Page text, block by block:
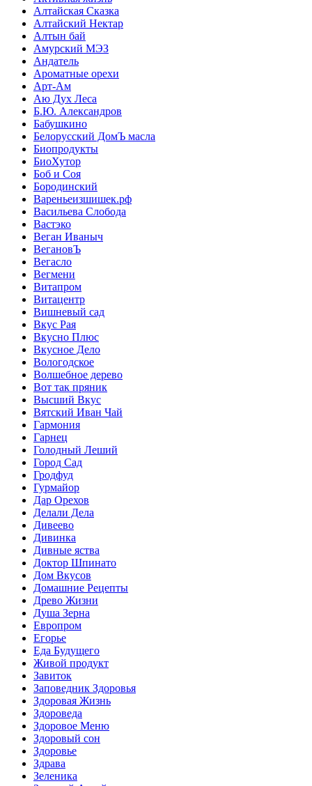
Алтайская Сказка
Алтайский Нектар
Алтын бай
Амурский МЭЗ
Андатель
Ароматные орехи
Арт-Ам
Аю Дух Леса
Б.Ю. Александров
Бабушкино
Белорусский ДомЪ масла
Биопродукты
БиоХутор
Боб и Соя
Бородинский
Вареньеизшишек.рф
Васильева Слобода
Вастэко
Веган Иваныч
ВегановЪ
Вегасло
Вегмени
Витапром
Витацентр
Вишневый сад
Вкус Рая
Вкусно Плюс
Вкусное Дело
Вологодское
Волшебное дерево
Вот так пряник
Высший Вкус
Вятский Иван Чай
Гармония
Гарнец
Голодный Леший
Город Сад
Гродфуд
Гурмайор
Дар Орехов
Делали Дела
Дивеево
Дивинка
Дивные яства
Доктор Шпинато
Дом Вкусов
Домашние Рецепты
Древо Жизни
Душа Зерна
Европром
Егорье
Еда Будущего
Живой продукт
Завиток
Заповедник Здоровья
Здоровая Жизнь
Здороведа
Здоровое Меню
Здоровый сон
Здоровье
Здрава
Зеленика